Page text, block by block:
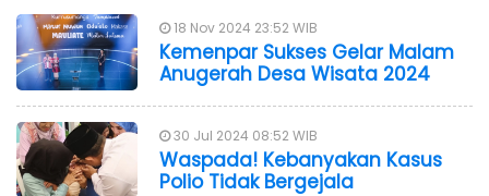
18 Nov 2024 23:52 WIB
Kemenpar Sukses Gelar Malam
Anugerah Desa Wisata 2024
30 Jul 2024 08:52 WIB
Waspada! Kebanyakan Kasus
Polio Tidak Bergejala